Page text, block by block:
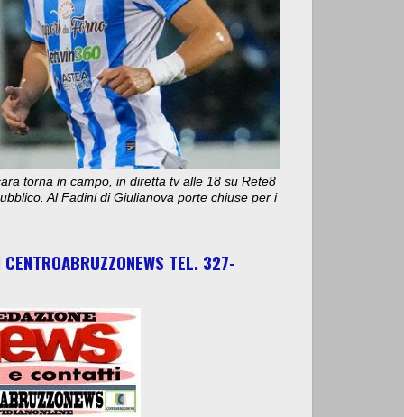
torna in campo, in diretta tv alle 18 su Rete8
Al Fadini di Giulianova porte chiuse per i
CENTROABRUZZONEWS TEL. 327-